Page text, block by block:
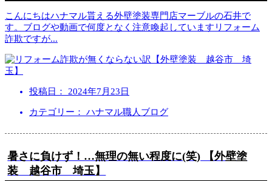
こんにちはハナマル貰える外壁塗装専門店マーブルの石井で
す。ブログや動画で何度となく注意喚起していますリフォーム
詐欺ですが...
投稿日： 2024年7月23日
カテゴリー： ハナマル職人ブログ
暑さに負けず！…無理の無い程度に(笑) 【外壁塗
装 越谷市 埼玉】